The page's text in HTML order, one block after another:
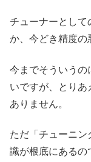
チューナーとして
か、今どき精度の
今までそういうの
いですが、とり
ありません。
ただ「チューニ
識が根底にあるの